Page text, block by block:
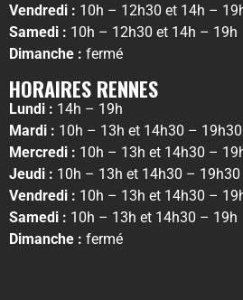
Vendredi : 10h – 12h30 et 14h –
Samedi : 10h – 12h30 et 14h – 19h
Dimanche : fermé
HORAIRES RENNES
Lundi : 14h – 19h
Mardi : 10h – 13h et 14h30 – 19h30
Mercredi : 10h – 13h et 14h30 –
Jeudi : 10h – 13h et 14h30 – 19h30
Vendredi : 10h – 13h et 14h30 –
Samedi : 10h – 13h et 14h30 – 19h
Dimanche : fermé